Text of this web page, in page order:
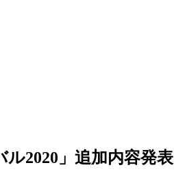
2020」追加内容発表